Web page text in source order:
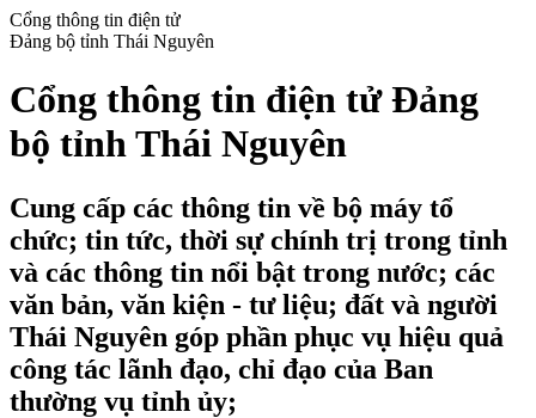
Cổng thông tin điện tử
Đảng bộ tỉnh Thái Nguyên
Cổng thông tin điện tử Đảng
bộ tỉnh Thái Nguyên
Cung cấp các thông tin về bộ máy tổ
chức; tin tức, thời sự chính trị trong tỉnh
và các thông tin nổi bật trong nước; các
văn bản, văn kiện - tư liệu; đất và người
Thái Nguyên góp phần phục vụ hiệu quả
công tác lãnh đạo, chỉ đạo của Ban
thường vụ tỉnh ủy;